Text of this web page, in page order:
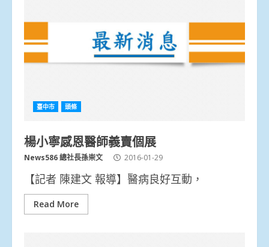
臺中市 頭條
楊小寧感恩醫師義賣個展
News586 總社長孫崇文 2016-01-29
【記者 陳建文 報導】醫病良好互動，
Read More